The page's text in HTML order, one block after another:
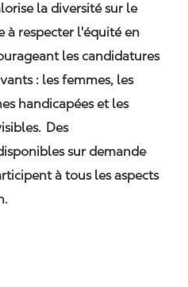
la diversité sur le
à respecter l'équité en
les candidatures
: les femmes, les
handicapées et les
Des
sur demande
à tous les aspects